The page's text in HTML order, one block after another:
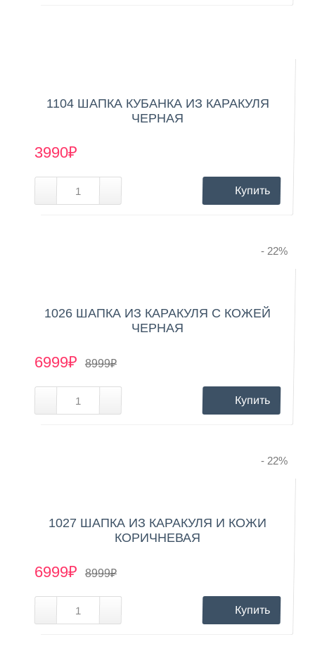
1104 ШАПКА КУБАНКА ИЗ КАРАКУЛЯ
ЧЕРНАЯ
3990₽
Купить
- 22%
1026 ШАПКА ИЗ КАРАКУЛЯ С КОЖЕЙ
ЧЕРНАЯ
6999₽ 8999₽
Купить
- 22%
1027 ШАПКА ИЗ КАРАКУЛЯ И КОЖИ
КОРИЧНЕВАЯ
6999₽ 8999₽
Купить